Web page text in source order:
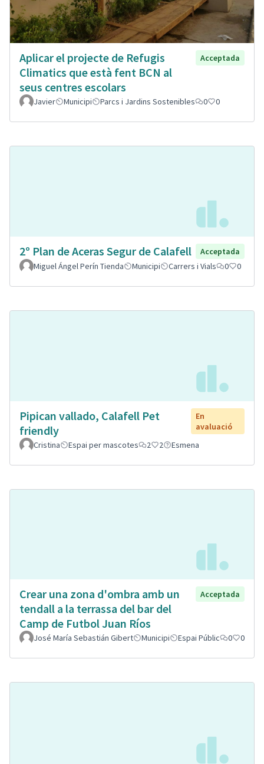
Aplicar el projecte de Refugis
Climatics que està fent BCN al
seus centres escolars
Acceptada
Javier Municipi Parcs i Jardins Sostenibles 0 0
2º Plan de Aceras Segur de Calafell
Acceptada
Miguel Ángel Perín Tienda
Municipi Carrers i Vials 0 0
Pipican vallado, Calafell Pet
friendly
En
avaluació
Cristina
Espai per mascotes 2 2 Esmena
Crear una zona d'ombra amb un
tendall a la terrassa del bar del
Camp de Futbol Juan Ríos
Acceptada
José María Sebastián Gibert Municipi Espai Públic 0 0